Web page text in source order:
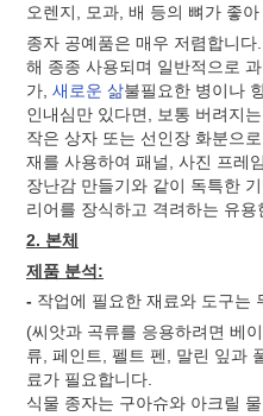
오렌지, 모과, 배 등의 뼈가 좋아
종자 공예품은 매우 저렴합니
해 종종 사용되며 일반적으로
가, 새로운 삶불필요한 병이나
인내심만 있다면, 보통 버려지
작은 상자 또는 선인장 화분으
재를 사용하여 패널, 사진 프레
장난감 만들기와 같이 독특한
리어를 장식하고 격려하는 유
2. 본체
제품 분석:
- 작업에 필요한 재료와 도구는
(씨앗과 곡류를 응용하려면 베
류, 페인트, 펠트 펜, 말린 잎과
료가 필요합니다.
식물 종자는 구아슈와 아크릴